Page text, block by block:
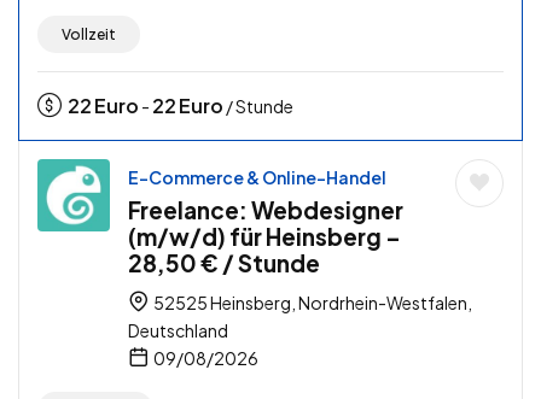
Vollzeit
22Euro - 22Euro / Stunde
E-Commerce & Online-Handel
Freelance: Webdesigner
(m/w/d) für Heinsberg –
28,50 € / Stunde
52525 Heinsberg, Nordrhein-Westfalen,
Deutschland
09/08/2026